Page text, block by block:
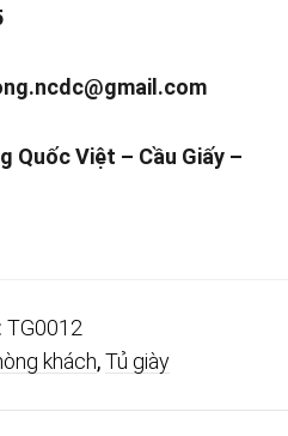
Quốc Việt – Cầu Giấy –
TG0012
khách,Tủ giày